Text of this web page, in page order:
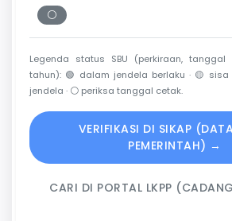
⚪
Periksa tanggal cetak
Legenda status SBU (perkiraan,
tahun): 🟢 dalam jendela berlaku · 🟡 sisa
jendela · ⚪ periksa tanggal cetak.
VERIFIKASI DI SIKAP
PEMERINTAH) →
CARI DI PORTAL LKPP